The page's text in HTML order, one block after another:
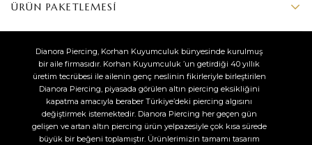
ÜRÜN PAKETLEMESI
Dianora Piercing, Korhan Kuyumculuk bünyesinde kurulmuş
bir aile firmasıdır. Korhan Kuyumculuk ’un getirdiği 40 yıllık
üretim tecrübesi ile ailenin genç neslinin fikirleriyle birleştirilen
Dianora Piercing, piyasada görülen altın piercing eksikliğini
kapatma amacıyla beraber Türkiye’deki piercing algısını
değiştirmek istemektedir. Dianora Piercing her geçen gün
gelişen ve artan altın piercing ürün yelpazesiyle çok kısa sürede
büyük bir beğeni toplamıştır. Ürünlerimizin tamamı tasarım